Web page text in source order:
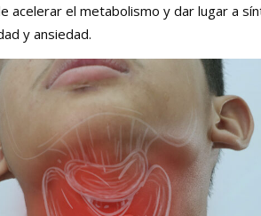
acelerar el metabolismo y dar lugar a
y ansiedad.